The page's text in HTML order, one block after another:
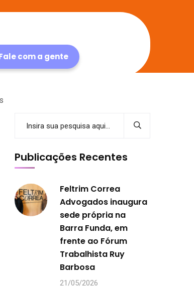
com a gente
Publicações Recentes
Feltrim Correa
Advogados inaugura
sede própria na
Barra Funda, em
frente ao Fórum
Trabalhista Ruy
Barbosa
21/05/2026